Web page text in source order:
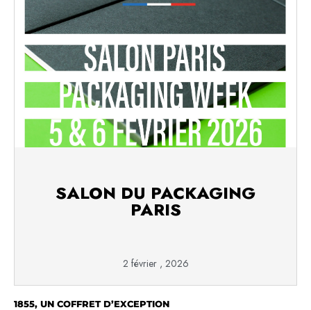
SALON DU PACKAGING
PARIS
2 février , 2026
1855, UN COFFRET D’EXCEPTION